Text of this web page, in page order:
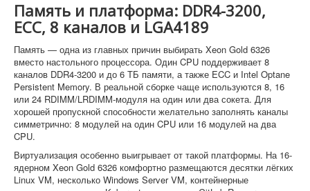
Память и платформа: DDR4-3200,
ECC, 8 каналов и LGA4189
Память — одна из главных причин выбирать Xeon Gold 6326
вместо настольного процессора. Один CPU поддерживает 8
каналов DDR4-3200 и до 6 ТБ памяти, а также ECC и Intel Optane
Persistent Memory. В реальной сборке чаще используются 8, 16
или 24 RDIMM/LRDIMM-модуля на один или два сокета. Для
хорошей пропускной способности желательно заполнять каналы
симметрично: 8 модулей на один CPU или 16 модулей на два
CPU.
Виртуализация особенно выигрывает от такой платформы. На 16-
ядерном Xeon Gold 6326 комфортно размещаются десятки лёгких
Linux VM, несколько Windows Server VM, контейнерные